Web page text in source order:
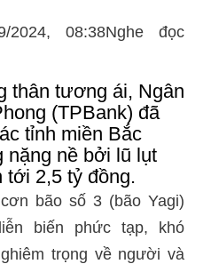
2024, 08:38Nghe đọc
thân tương ái, Ngân
(TPBank) đã
tỉnh miền Bắc
nặng nề bởi lũ lụt
tới 2,5 tỷ đồng.
bão số 3 (bão Yagi)
biến phức tạp, khó
trọng về người và